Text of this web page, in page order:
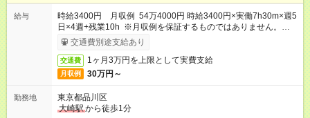
給与
時給3400円 月収例 54万4000円 時給3400円×実働7h30m×週5
日×4週+残業10h ※月収例を保証するものではありません。※給
与即受取りサービス利用可（利用条件有）
交通費別途支給あり
交通費 1ヶ月3万円を上限として実費支給
月収例 30万円～
勤務地
東京都品川区
大崎駅から徒歩1分